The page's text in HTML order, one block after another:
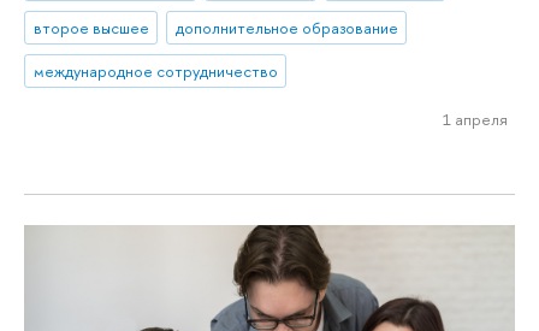
второе высшее
дополнительное образование
международное сотрудничество
1 апреля